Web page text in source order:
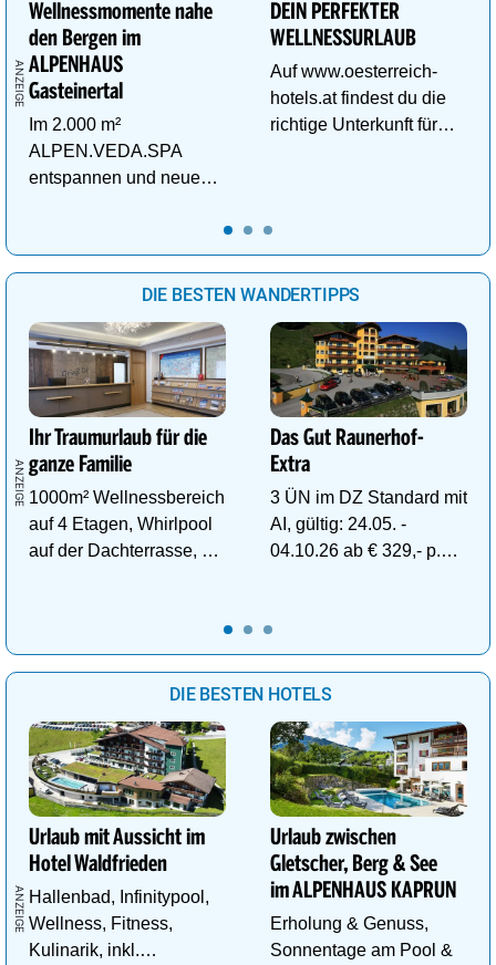
Wellnessmomente nahe
den Bergen im
ALPENHAUS
Gasteinertal
Im 2.000 m²
ALPEN.VEDA.SPA
entspannen und neue
DEIN PERFEKTER
WELLNESSURLAUB
Auf www.oesterreich-
hotels.at findest du die
richtige Unterkunft für
DIE BESTEN WANDERTIPPS
Ihr Traumurlaub für die
ganze Familie
1000m² Wellnessbereich
auf 4 Etagen, Whirlpool
auf der Dachterrasse, 4
Das Gut Raunerhof-
Extra
3 ÜN im DZ Standard mit
AI, gültig: 24.05. -
04.10.26 ab € 329,- p.P.
DIE BESTEN HOTELS
Urlaub mit Aussicht im
Hotel Waldfrieden
Hallenbad, Infinitypool,
Wellness, Fitness,
Kulinarik, inkl.
Urlaub zwischen
Gletscher, Berg & See
im ALPENHAUS KAPRUN
Erholung & Genuss,
Sonnentage am Pool &